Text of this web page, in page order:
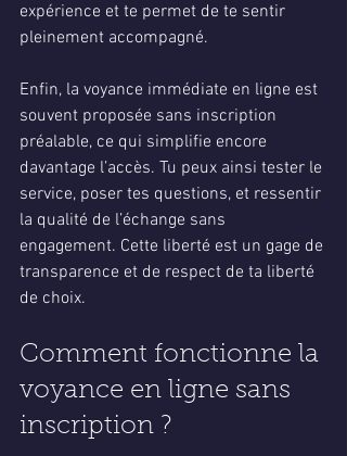
expérience et te permet de te sentir
pleinement accompagné.
Enfin, la voyance immédiate en ligne est
souvent proposée sans inscription
préalable, ce qui simplifie encore
davantage l’accès. Tu peux ainsi tester le
service, poser tes questions, et ressentir
la qualité de l’échange sans
engagement. Cette liberté est un gage de
transparence et de respect de ta liberté
de choix.
Comment fonctionne la
voyance en ligne sans
inscription ?